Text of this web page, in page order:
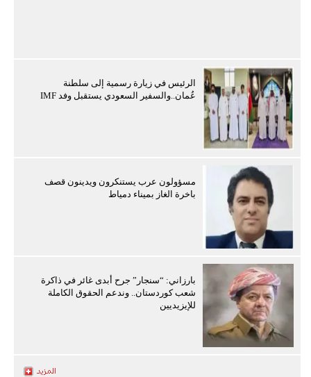
الرئيس في زيارة رسمية إلى سلطنة
عُمان..والسفير السعودي يستقبل وفد IMF
مسؤولون عرب يستنكرون ويدينون قصف
باخرة الغاز بميناء دمياط
بارزاني: “سنجار” جرح أبدى غائر في ذاكرة
شعب كوردستان.. وندعم الحقوق الكاملة
للإيزيديين